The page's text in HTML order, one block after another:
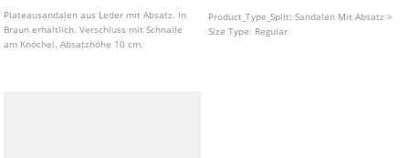
Plateausandalen aus Leder mit Absatz. In
Braun erhältlich. Verschluss mit Schnalle
am Knöchel. Absatzhöhe 10 cm.
Product_Type_Split:Sandalen Mit Absatz >
Size Type: Regular